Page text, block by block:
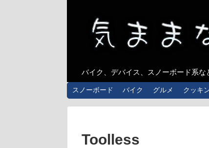
バイク、デバイス、スノーボード系
スノーボード バイク グルメ クッキ
Toolless